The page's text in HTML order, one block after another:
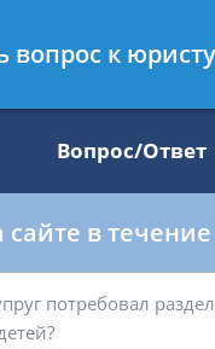
Вопрос/Ответ
в
вопрос к